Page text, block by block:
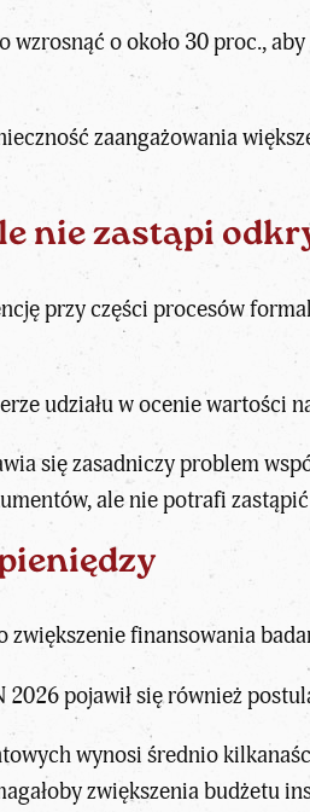
o około 30 proc.,
zaangażowania
nie zastąpi
przy części procesów
udziału w ocenie wartości
się zasadniczy problem
ale nie potrafi
finansowania
pojawił się również
wynosi średnio
zwiększenia budżetu